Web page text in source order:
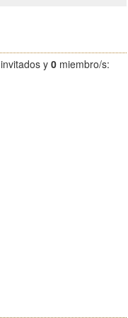
invitados y 0 miembro/s: